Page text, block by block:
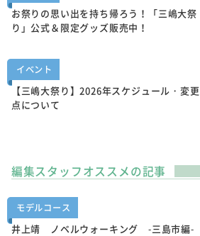
お祭りの思い出を持ち帰ろう！「三嶋大祭
り」公式＆限定グッズ販売中！
イベント
【三嶋大祭り】2026年スケジュール・変更
点について
編集スタッフオススメの記事
モデルコース
井上靖 ノベルウォーキング -三島市編-